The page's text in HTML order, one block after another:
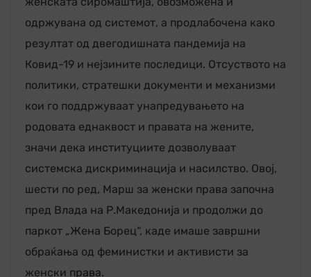
одржувана од системот, а продлабочена како
резултат од двегодишната пандемија на
Ковид-19 и нејзините последици. Отсуството на
политики, стратешки документи и механизми
кои го поддржуваат унапредувањето на
родовата еднаквост и правата на жените,
значи дека институциите дозволуваат
системска дискриминација и насилство. Овој,
шести по ред, Марш за женски права започна
пред Влада на Р.Македонија и продолжи до
паркот „Жена Борец“, каде имаше завршни
обраќања од феминистки и активисти за
женски права.